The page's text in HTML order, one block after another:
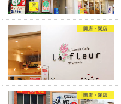
開店・閉店
開店・閉店